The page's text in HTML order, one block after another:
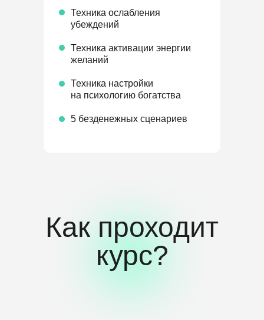
Техника ослабления
убеждений
Техника активации энергии
желаний
Техника настройки
на психологию богатства
5 безденежных сценариев
Как проходит
курс?